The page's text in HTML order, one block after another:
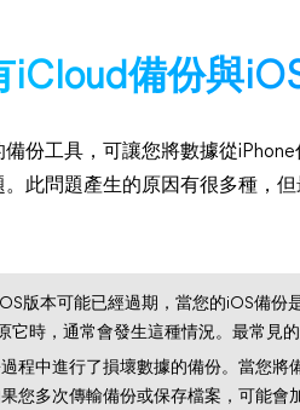
iCloud備份與
份工具，可讓您將數據從
此問題產生的原因有很多種，
版本可能已經過期，當您的iOS備份
它時，通常會發生這種情況。最常見
程中進行了損壞數據的備份。當您將
您多次傳輸備份或保存檔案，可能會